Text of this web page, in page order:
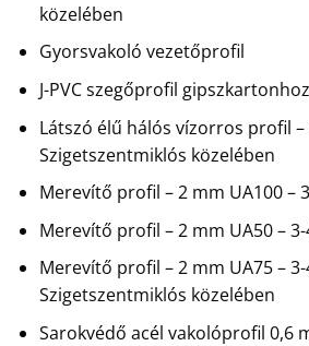
közelében
Gyorsvakoló vezetőprofil
J-PVC szegőprofil gipszkartonhoz
Látszó élű hálós vízorros profil
Szigetszentmiklós közelében
Merevítő profil – 2 mm UA100 –
Merevítő profil – 2 mm UA50 –
Merevítő profil – 2 mm UA75 –
Szigetszentmiklós közelében
Sarokvédő acél vakolóprofil 0,6